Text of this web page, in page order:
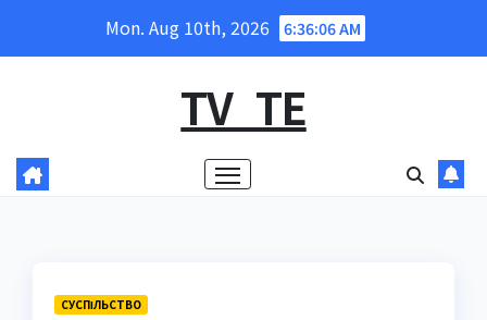
Mon. Aug 10th, 2026 6:36:08 AM
TV_TE
СУCПІЛЬСТВО